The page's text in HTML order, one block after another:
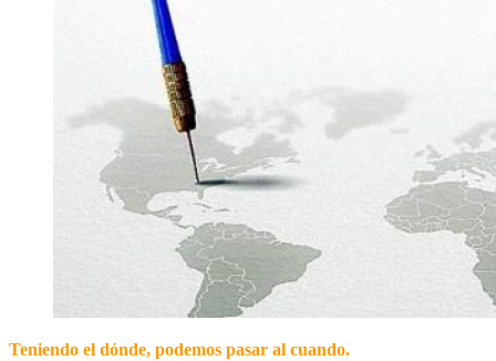
Teniendo el dónde, podemos pasar al cuando.